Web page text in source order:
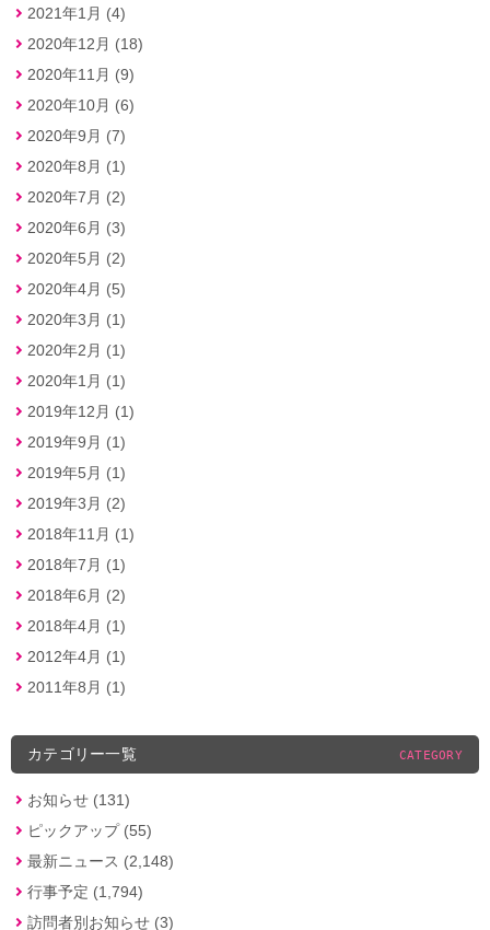
2021年1月 (4)
2020年12月 (18)
2020年11月 (9)
2020年10月 (6)
2020年9月 (7)
2020年8月 (1)
2020年7月 (2)
2020年6月 (3)
2020年5月 (2)
2020年4月 (5)
2020年3月 (1)
2020年2月 (1)
2020年1月 (1)
2019年12月 (1)
2019年9月 (1)
2019年5月 (1)
2019年3月 (2)
2018年11月 (1)
2018年7月 (1)
2018年6月 (2)
2018年4月 (1)
2012年4月 (1)
2011年8月 (1)
カテゴリー一覧 CATEGORY
お知らせ (131)
ピックアップ (55)
最新ニュース (2,148)
行事予定 (1,794)
訪問者別お知らせ (3)